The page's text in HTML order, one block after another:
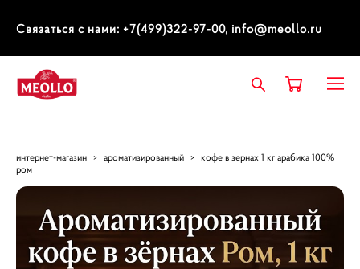
Связаться с нами: +7(499)322-97-00, info@meollo.ru
интернет-магазин > ароматизированный > кофе в зернах 1 кг арабика 100%
ром